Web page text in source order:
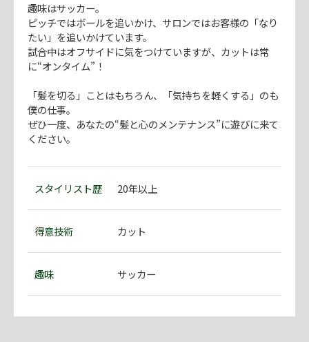
趣味はサッカー。
ピッチではボールを追いかけ、サロンではお客様の「なり
たい」を追いかけています。
試合中はオフサイドに気をつけていますが、カットは常
に“オンタイム”！
「髪を切る」ことはもちろん、「気持ちを軽くする」のも
僕の仕事。
ぜひ一度、あなたの“髪と心のメンテナンス”に遊びに来て
ください。
スタイリスト歴 20年以上
得意技術 カット
趣味 サッカー